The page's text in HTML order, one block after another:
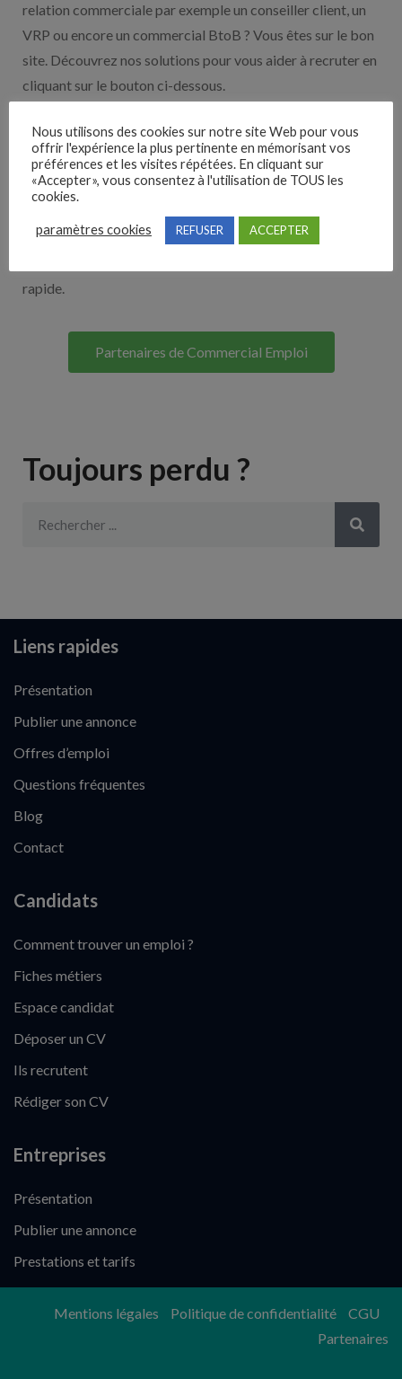
relation commerciale par exemple un conseiller client, un
VRP ou encore un commercial BtoB ? Vous êtes sur le bon
site. Découvrez nos solutions pour vous aider à recruter en
cliquant sur le bouton ci-dessous.
Nos solutions entreprises
Découvrez nos partenaires ! Moteurs de recherches,
multidiffuseurs, sites payant… nombreux sont nos
partenaires. Si vous travaillez avec un ATS nous avons
rapide.
Partenaires de Commercial Emploi
Toujours perdu ?
Liens rapides
Présentation
Publier une annonce
Offres d’emploi
Questions fréquentes
Blog
Contact
Candidats
Comment trouver un emploi ?
Fiches métiers
Espace candidat
Déposer un CV
Ils recrutent
Rédiger son CV
Entreprises
Présentation
Publier une annonce
Prestations et tarifs
Mentions légales Politique de confidentialité
CGU
Partenaires
Nous utilisons des cookies sur notre site Web pour vous
offrir l'expérience la plus pertinente en mémorisant vos
préférences et les visites répétées. En cliquant sur
«Accepter», vous consentez à l'utilisation de TOUS les
cookies.
paramètres cookies REFUSER ACCEPTER